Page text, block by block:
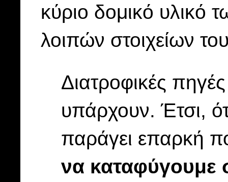
κύριο δομικό υλικό
λοιπών στοιχείων
Διατροφικές
υπάρχουν. Έτσι,
παράγει επαρκή
να